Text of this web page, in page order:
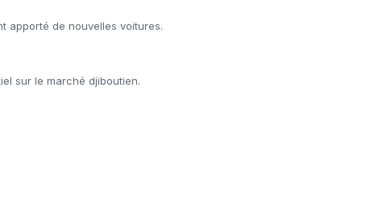
apporté de nouvelles voitures.
sur le marché djiboutien.